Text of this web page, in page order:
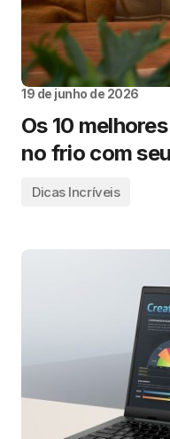
19 de junho de 2026
Os 10
no frio com
Dicas Incríveis